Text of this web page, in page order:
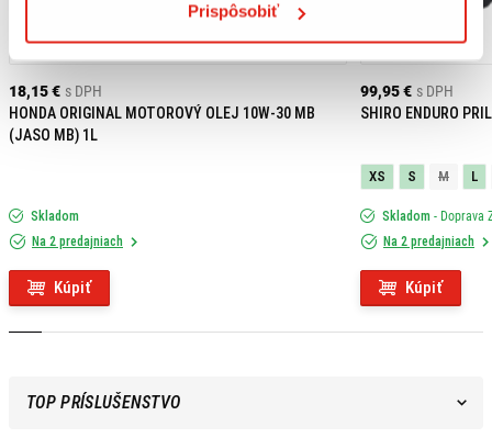
Prispôsobiť
18,15 € s DPH
HONDA ORIGINAL MOTOROVÝ OLEJ 10W-30 MB
(JASO MB) 1L
Skladom
Na 2 predajniach
Kúpiť
99,95 € s DPH
SHIRO ENDURO
XS S M L
Skladom - Doprava
Na 2 predajniach
Kúpiť
TOP PRÍSLUŠENSTVO